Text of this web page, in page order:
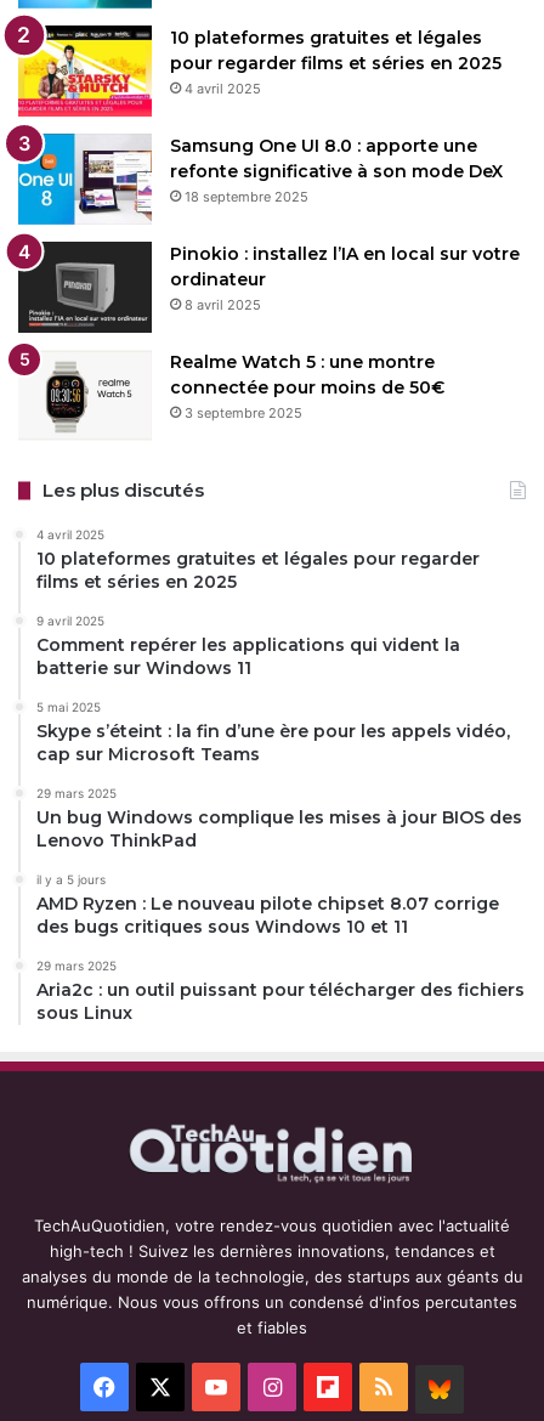
10 plateformes gratuites et légales
pour regarder films et séries en 2025
4 avril 2025
Samsung One UI 8.0 : apporte une
refonte significative à son mode DeX
18 septembre 2025
Pinokio : installez l’IA en local sur votre
ordinateur
8 avril 2025
Realme Watch 5 : une montre
connectée pour moins de 50€
3 septembre 2025
Les plus discutés
4 avril 2025
10 plateformes gratuites et légales pour regarder
films et séries en 2025
9 avril 2025
Comment repérer les applications qui vident la
batterie sur Windows 11
5 mai 2025
Skype s’éteint : la fin d’une ère pour les appels vidéo,
cap sur Microsoft Teams
29 mars 2025
Un bug Windows complique les mises à jour BIOS des
Lenovo ThinkPad
il y a 5 jours
AMD Ryzen : Le nouveau pilote chipset 8.07 corrige
des bugs critiques sous Windows 10 et 11
29 mars 2025
Aria2c : un outil puissant pour télécharger des fichiers
sous Linux
TechAuQuotidien, votre rendez-vous quotidien avec l'actualité
high-tech ! Suivez les dernières innovations, tendances et
analyses du monde de la technologie, des startups aux géants du
numérique. Nous vous offrons un condensé d'infos percutantes
et fiables
Facebook YouTubeInstagramFlipboard
RSS